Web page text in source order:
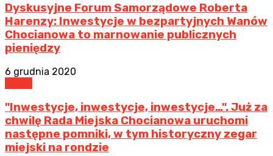
Dyskusyjne Forum Samorządowe Roberta
Harenzy: Inwestycje w bezpartyjnych Wanów
Chocianowa to marnowanie publicznych
pieniędzy
6 grudnia 2020
"Inwestycje, inwestycje, inwestycje…". Już za
chwilę Rada Miejska Chocianowa uruchomi
następne pomniki, w tym historyczny zegar
miejski na rondzie